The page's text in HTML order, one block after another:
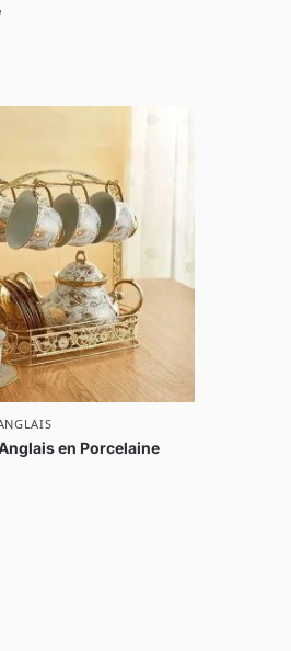
en Porcelaine